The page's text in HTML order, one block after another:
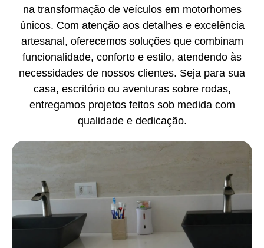
na transformação de veículos em motorhomes
únicos. Com atenção aos detalhes e excelência
artesanal, oferecemos soluções que combinam
funcionalidade, conforto e estilo, atendendo às
necessidades de nossos clientes. Seja para sua
casa, escritório ou aventuras sobre rodas,
entregamos projetos feitos sob medida com
qualidade e dedicação.